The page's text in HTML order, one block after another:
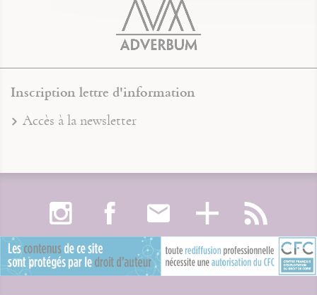
Inscription lettre d'information
Accès à la newsletter